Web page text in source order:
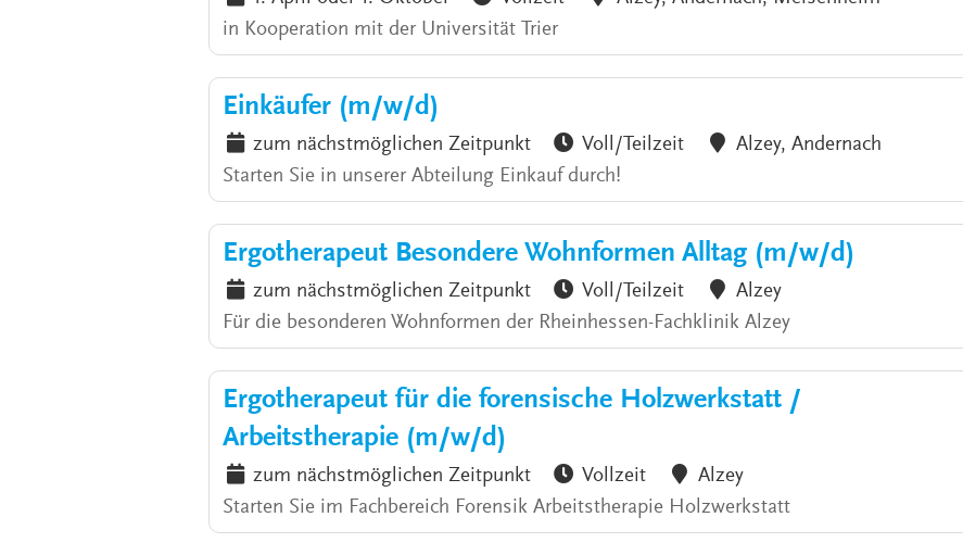
in Kooperation mit der Universität Trier
Einkäufer (m/w/d)
zum nächstmöglichen Zeitpunkt Voll/Teilzeit
Alzey, Andernach
Starten Sie in unserer Abteilung Einkauf durch!
Ergotherapeut Besondere Wohnformen Alltag (m/w/d)
zum nächstmöglichen Zeitpunkt Voll/Teilzeit
Alzey
Für die besonderen Wohnformen der Rheinhessen-Fachklinik Alzey
Ergotherapeut für die forensische Holzwerkstatt /
Arbeitstherapie (m/w/d)
zum nächstmöglichen Zeitpunkt Vollzeit
Alzey
Starten Sie im Fachbereich Forensik Arbeitstherapie Holzwerkstatt